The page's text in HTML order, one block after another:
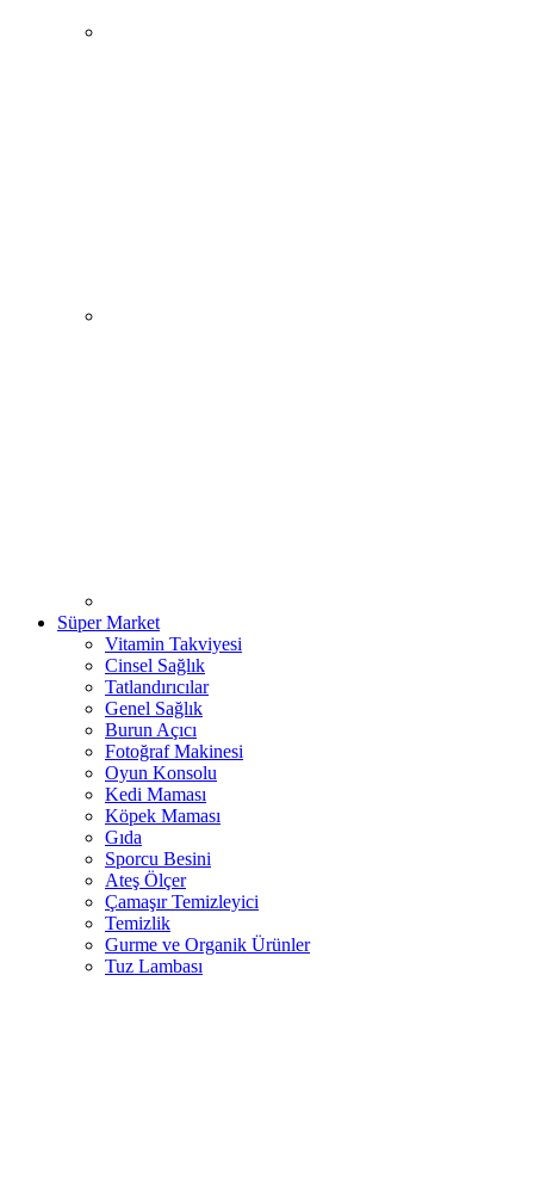
Süper Market
Vitamin Takviyesi
Cinsel Sağlık
Tatlandırıcılar
Genel Sağlık
Burun Açıcı
Fotoğraf Makinesi
Oyun Konsolu
Kedi Maması
Köpek Maması
Gıda
Sporcu Besini
Ateş Ölçer
Çamaşır Temizleyici
Temizlik
Gurme ve Organik Ürünler
Tuz Lambası